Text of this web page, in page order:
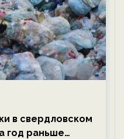
в свердловском
год раньше